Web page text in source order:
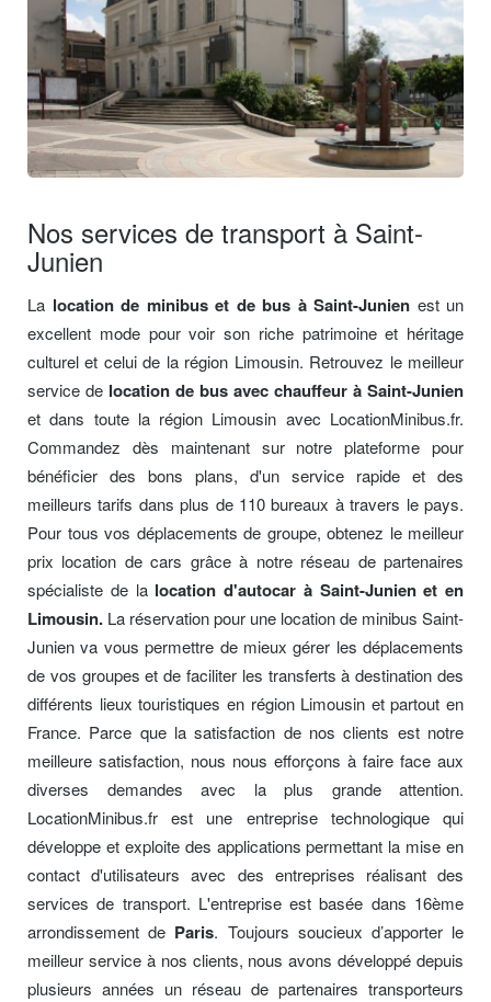
Nos services de transport à Saint-
Junien
La location de minibus et de bus à Saint-Junien est un
excellent mode pour voir son riche patrimoine et héritage
culturel et celui de la région Limousin. Retrouvez le meilleur
service de location de bus avec chauffeur à Saint-Junien
et dans toute la région Limousin avec LocationMinibus.fr.
Commandez dès maintenant sur notre plateforme pour
bénéficier des bons plans, d'un service rapide et des
meilleurs tarifs dans plus de 110 bureaux à travers le pays.
Pour tous vos déplacements de groupe, obtenez le meilleur
prix location de cars grâce à notre réseau de partenaires
spécialiste de la location d'autocar à Saint-Junien et en
Limousin. La réservation pour une location de minibus Saint-
Junien va vous permettre de mieux gérer les déplacements
de vos groupes et de faciliter les transferts à destination des
différents lieux touristiques en région Limousin et partout en
France. Parce que la satisfaction de nos clients est notre
meilleure satisfaction, nous nous efforçons à faire face aux
diverses demandes avec la plus grande attention.
LocationMinibus.fr est une entreprise technologique qui
développe et exploite des applications permettant la mise en
contact d'utilisateurs avec des entreprises réalisant des
services de transport. L'entreprise est basée dans 16ème
arrondissement de Paris. Toujours soucieux d’apporter le
meilleur service à nos clients, nous avons développé depuis
plusieurs années un réseau de partenaires transporteurs